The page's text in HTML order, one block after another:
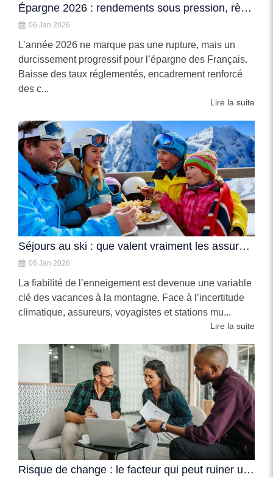
Épargne 2026 : rendements sous pression, règles plus strictes
06 Jan 2026
L’année 2026 ne marque pas une rupture, mais un
durcissement progressif pour l’épargne des Français.
Baisse des taux réglementés, encadrement renforcé
des c...
Lire la suite
Séjours au ski : que valent vraiment les assurances « manque de neige » ?
06 Jan 2026
La fiabilité de l’enneigement est devenue une variable
clé des vacances à la montagne. Face à l’incertitude
climatique, assureurs, voyagistes et stations mu...
Lire la suite
Risque de change : le facteur qui peut ruiner une bonne stratégie boursière